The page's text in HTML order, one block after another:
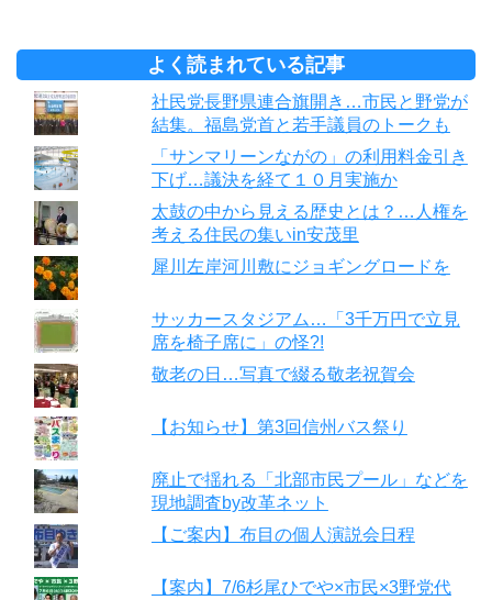
よく読まれている記事
社民党長野県連合旗開き…市民と野党が
結集。福島党首と若手議員のトークも
「サンマリーンながの」の利用料金引き
下げ…議決を経て１０月実施か
太鼓の中から見える歴史とは？…人権を
考える住民の集いin安茂里
犀川左岸河川敷にジョギングロードを
サッカースタジアム…「3千万円で立見
席を椅子席に」の怪?!
敬老の日…写真で綴る敬老祝賀会
【お知らせ】第3回信州バス祭り
廃止で揺れる「北部市民プール」などを
現地調査by改革ネット
【ご案内】布目の個人演説会日程
【案内】7/6杉尾ひでや×市民×3野党代